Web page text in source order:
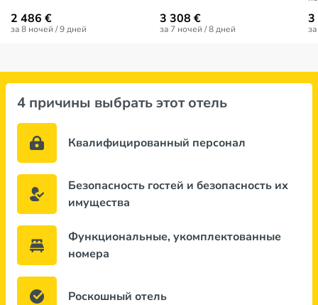
2 486 €
за 8 ночей / 9 дней
3 308 €
за 7 ночей / 8 дней
3
4 причины выбрать этот отель
Квалифицированный персонал
Безопасность гостей и безопасность их
имущества
Функциональные, укомплектованные
номера
Роскошный отель